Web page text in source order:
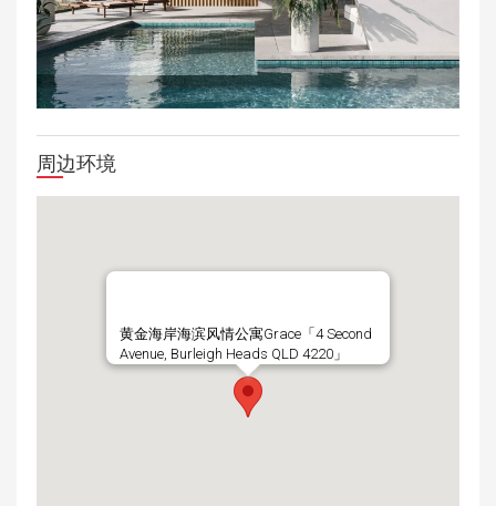
周边环境
黄金海岸海滨风情公寓Grace「4 Second
Avenue, Burleigh Heads QLD 4220」